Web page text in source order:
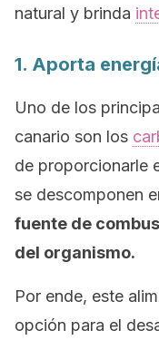
natural y brinda
1. Aporta
Uno de los
canario son los
de proporcionarle
se descomponen
fuente de
del organismo.
Por ende, este
opción para el